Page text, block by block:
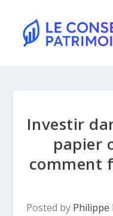
Investir
papier
comment
Posted by Philippe